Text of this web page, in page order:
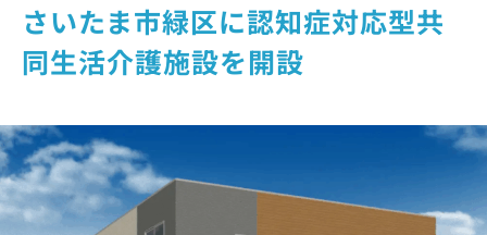
さいたま市緑区に認知症対応型共
同生活介護施設を開設